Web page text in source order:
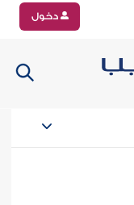
دخول